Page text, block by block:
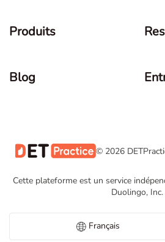
Produits
Blog
© 2026
Cette plateforme est un service
Duolingo, Inc.
Français